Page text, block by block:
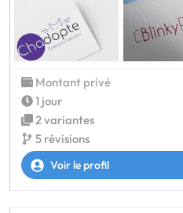
Montant privé
1 jour
2 variantes
5 révisions
Voir le profil